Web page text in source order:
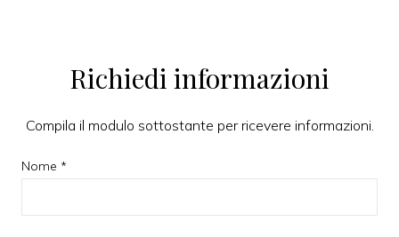
Richiedi informazioni
Compila il modulo sottostante per ricevere informazioni.
Nome *